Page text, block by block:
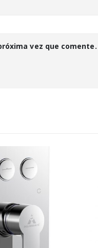
vez que comente.